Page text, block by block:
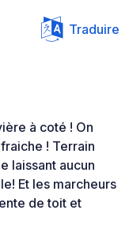
Traduire
à coté ! On
! Terrain
laissant aucun
Et les marcheurs
de toit et